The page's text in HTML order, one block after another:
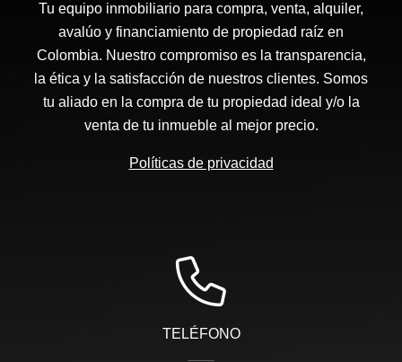
Tu equipo inmobiliario para compra, venta, alquiler,
avalúo y financiamiento de propiedad raíz en
Colombia. Nuestro compromiso es la transparencia,
la ética y la satisfacción de nuestros clientes. Somos
tu aliado en la compra de tu propiedad ideal y/o la
venta de tu inmueble al mejor precio.
Políticas de privacidad
TELÉFONO